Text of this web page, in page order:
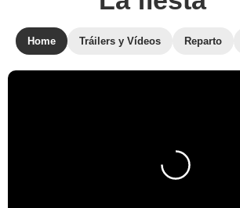
Home Tráilers y Vídeos Reparto